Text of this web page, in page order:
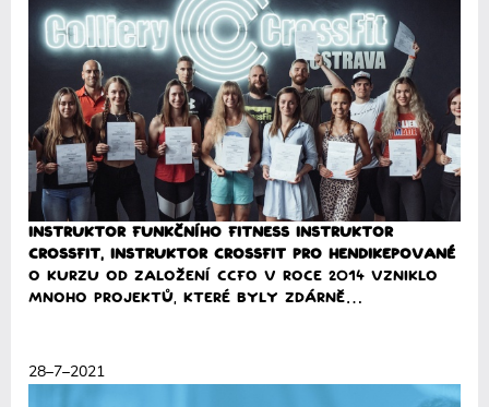
Instruktor funkčního fitness Instruktor
CrossFit, Instruktor CrossFit pro hendikepované
O kurzu Od založení CCFO v roce 2014 vzniklo
mnoho projektů, které byly zdárně…
28–7–2021